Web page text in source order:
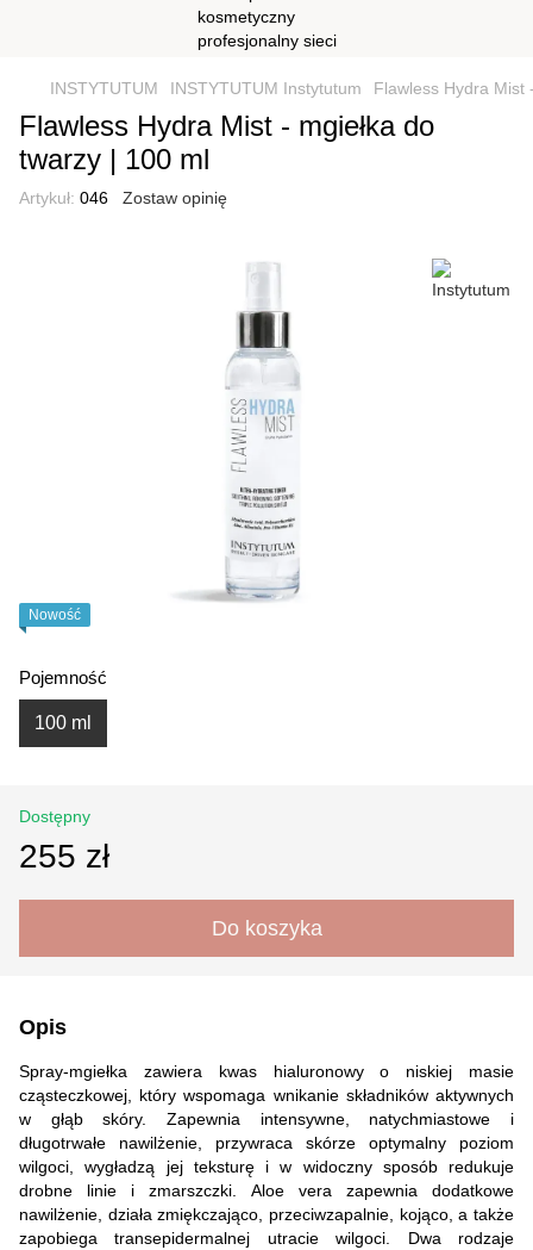
INSTYTUTUM INSTYTUTUM Instytutum Flawless Hydra Mist
Flawless Hydra Mist - mgiełka do
twarzy | 100 ml
Artykuł: 046 Zostaw opinię
Nowość
Pojemność
100 ml
Dostępny
255 zł
Do koszyka
Opis
Spray-mgiełka zawiera kwas hialuronowy o niskiej masie
cząsteczkowej, który wspomaga wnikanie składników aktywnych
w głąb skóry. Zapewnia intensywne, natychmiastowe i
długotrwałe nawilżenie, przywraca skórze optymalny poziom
wilgoci, wygładzą jej teksturę i w widoczny sposób redukuje
drobne linie i zmarszczki. Aloe vera zapewnia dodatkowe
nawilżenie, działa zmiękczająco, przeciwzapalnie, kojąco, a także
zapobiega transepidermalnej utracie wilgoci. Dwa rodzaje